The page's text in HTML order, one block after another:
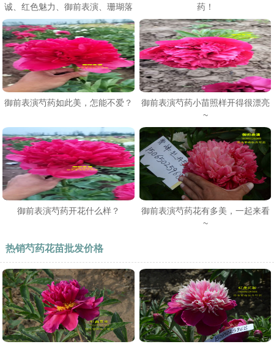
诚、红色魅力、御前表演、珊瑚落
日、天使脸颊等
药！
御前表演芍药如此美，怎能不爱？
御前表演芍药小苗照样开得很漂亮
~
御前表演芍药开花什么样？
御前表演芍药花有多美，一起来看
~
热销芍药花苗批发价格